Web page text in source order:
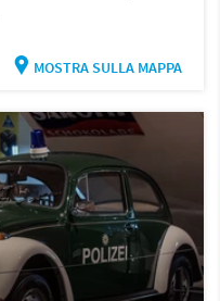
MOSTRA SULLA MAPPA